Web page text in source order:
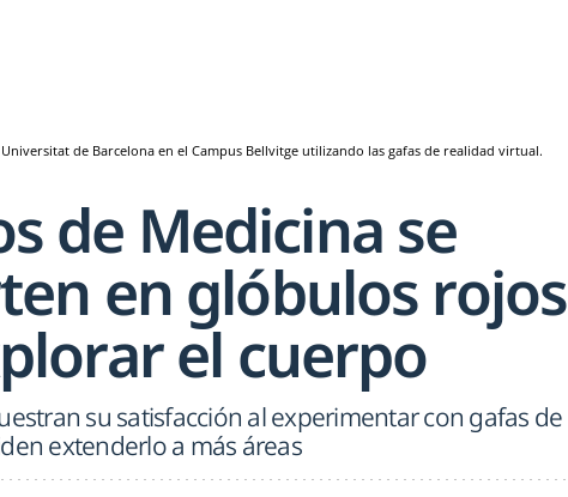
de Barcelona en el Campus Bellvitge utilizando las gafas de realidad virtual.
de Medicina se
en glóbulos rojos
el cuerpo
su satisfacción al experimentar con gafas de
extenderlo a más áreas